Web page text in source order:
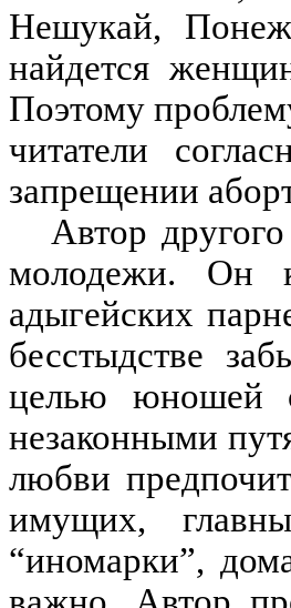
Нешукай,
найдется
Поэтому
читатели
запрещении
Автор
молодежи. Он
адыгейских
бесстыдстве
целью юношей
незаконными
любви
имущих,
“иномарки”,